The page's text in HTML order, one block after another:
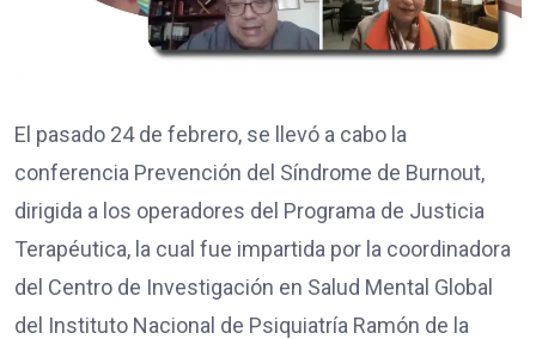
El pasado 24 de febrero, se llevó a cabo la
conferencia Prevención del Síndrome de Burnout,
dirigida a los operadores del Programa de Justicia
Terapéutica, la cual fue impartida por la coordinadora
del Centro de Investigación en Salud Mental Global
del Instituto Nacional de Psiquiatría Ramón de la